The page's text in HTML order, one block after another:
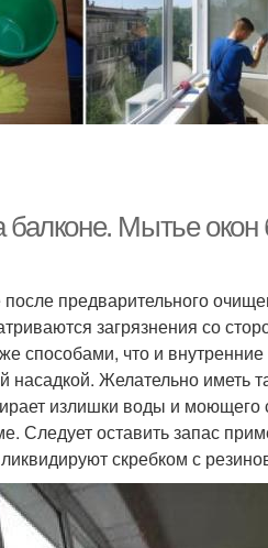
Мытье окон
предварительного
загрязнения со
способами, что и
Желательно иметь
излишки воды и моющего
Следует оставить запас
скребком с